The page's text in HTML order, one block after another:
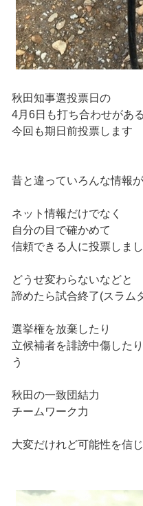
秋田知事選投票日の
4月6日も打ち合わせがあ
今回も期日前投票します
昔と違っていろんな情報
ネット情報だけでなく
自分の目で確かめて
信頼できる人に投票しま
どうせ変わらないなどと
諦めたら試合終了(スラム
選挙権を放棄したり
立候補者を誹謗中傷した
う
秋田の一致団結力
チームワーク力
大変だけれど可能性を信